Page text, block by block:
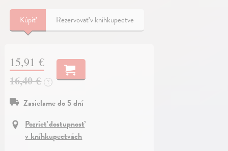
Kúpiť Rezervovať v kníhkupectve
15,91 €
16,40 € ?
Zasielame do 5 dní
Pozrieť dostupnosť
v kníhkupectvách